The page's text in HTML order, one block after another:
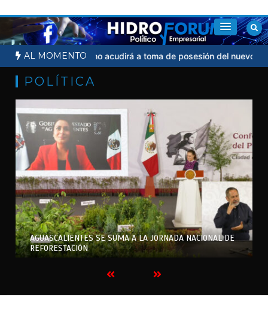
al
contenido
AL MOMENTO
Sheinbaum no acudirá a toma de posesión del nuevo
POLÍTICA
AGUASCALIENTES SE SUMA A LA JORNADA NACIONAL DE
REFORESTACIÓN